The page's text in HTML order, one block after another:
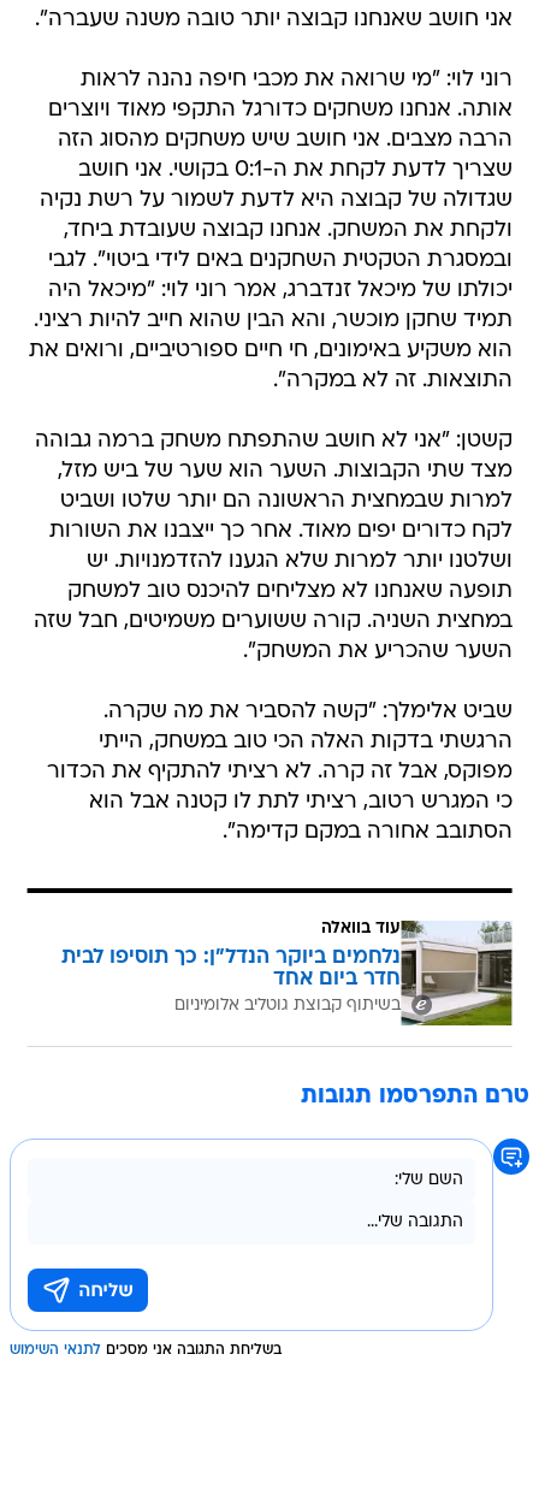
אני חושב שאנחנו קבוצה יותר טובה משנה שעברה".
רוני לוי: "מי שרואה את מכבי חיפה נהנה לראות
אותה. אנחנו משחקים כדורגל התקפי מאוד ויוצרים
הרבה מצבים. אני חושב שיש משחקים מהסוג הזה
שצריך לדעת לקחת את ה-0:1 בקושי. אני חושב
שגדולה של קבוצה היא לדעת לשמור על רשת נקיה
ולקחת את המשחק. אנחנו קבוצה שעובדת ביחד,
ובמסגרת הטקטית השחקנים באים לידי ביטוי". לגבי
יכולתו של מיכאל זנדברג, אמר רוני לוי: "מיכאל היה
תמיד שחקן מוכשר, והא הבין שהוא חייב להיות רציני.
הוא משקיע באימונים, חי חיים ספורטיביים, ורואים את
התוצאות. זה לא במקרה".
קשטן: "אני לא חושב שהתפתח משחק ברמה גבוהה
מצד שתי הקבוצות. השער הוא שער של ביש מזל,
למרות שבמחצית הראשונה הם יותר שלטו ושביט
לקח כדורים יפים מאוד. אחר כך ייצבנו את השורות
ושלטנו יותר למרות שלא הגענו להזדמנויות. יש
תופעה שאנחנו לא מצליחים להיכנס טוב למשחק
במחצית השניה. קורה ששוערים משמיטים, חבל שזה
השער שהכריע את המשחק".
שביט אלימלך: "קשה להסביר את מה שקרה.
הרגשתי בדקות האלה הכי טוב במשחק, הייתי
מפוקס, אבל זה קרה. לא רציתי להתקיף את הכדור
כי המגרש רטוב, רציתי לתת לו קטנה אבל הוא
הסתובב אחורה במקם קדימה".
עוד בוואלה
נלחמים ביוקר הנדל"ן: כך תוסיפו לבית
חדר ביום אחד
בשיתוף קבוצת גוטליב אלומיניום
טרם התפרסמו תגובות
בשליחת התגובה אני מסכים לתנאי השימוש